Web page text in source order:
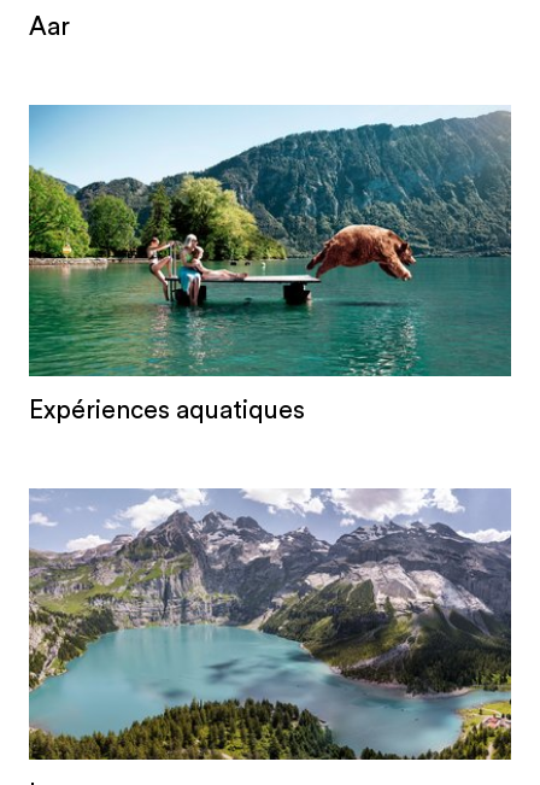
seulement deux mètres par endroits, ainsi que
fournisseur d'énergie, mais aussi un important
espace de détente et un aimant à loisirs. Le
trajet de 27 kilomètres et d'environ 3,5 heures
en bateau pneumatique de Thoune à Berne est
un succès autant auprès des bernois que des
visiteurs internationaux. Il fait partie intégrale de
l'été au même titre que le saut quotidien dans
Aar
Expériences aquatiques